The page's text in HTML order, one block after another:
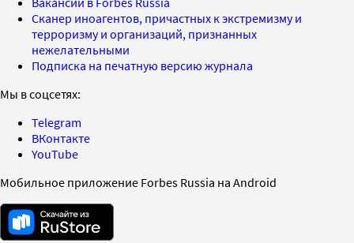
Сканер иноагентов, причастных к экстремизму и
терроризму и организаций, признанных
нежелательными
Подписка на печатную версию журнала
Мы в соцсетях:
Telegram
ВКонтакте
YouTube
Мобильное приложение Forbes Russia на Android